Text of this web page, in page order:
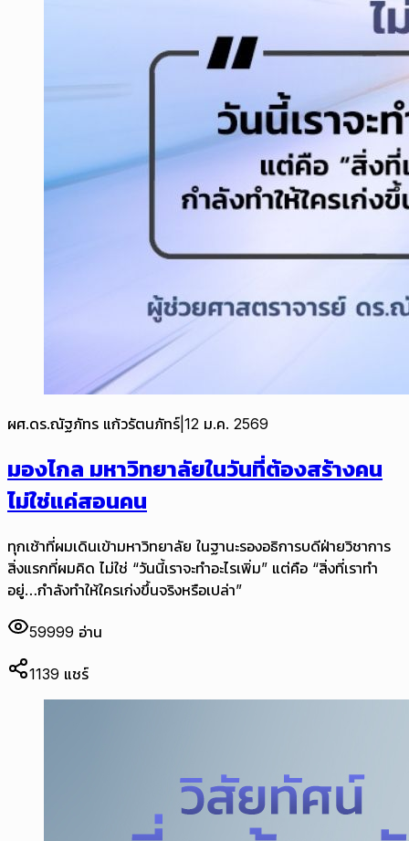
ผศ.ดร.ณัฐภัทร แก้วรัตนภัทร์ 12 ม.ค. 2569
มองไกล มหาวิทยาลัยในวันที่ต้องสร้างคน
ไม่ใช่แค่สอนคน
ทุกเช้าที่ผมเดินเข้ามหาวิทยาลัย ในฐานะรองอธิการบดีฝ่ายวิชาการ
สิ่งแรกที่ผมคิด ไม่ใช่ “วันนี้เราจะทำอะไรเพิ่ม” แต่คือ “สิ่งที่เราทำ
อยู่…กำลังทำให้ใครเก่งขึ้นจริงหรือเปล่า”
59999 อ่าน
1139 แชร์